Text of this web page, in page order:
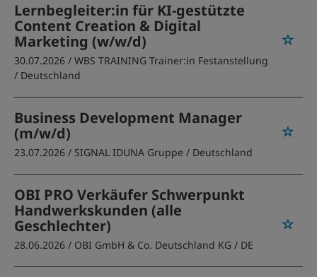
Lernbegleiter:in für KI-gestützte
Content Creation & Digital
Marketing (w/w/d)
30.07.2026 / WBS TRAINING Trainer:in Festanstellung
/ Deutschland
Business Development Manager
(m/w/d)
23.07.2026 / SIGNAL IDUNA Gruppe / Deutschland
OBI PRO Verkäufer Schwerpunkt
Handwerkskunden (alle
Geschlechter)
28.06.2026 / OBI GmbH & Co. Deutschland KG / DE